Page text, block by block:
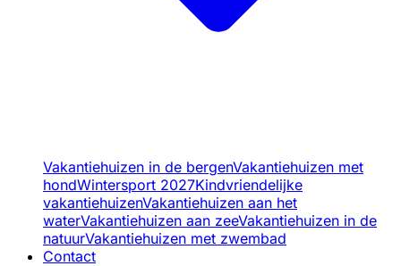
Vakantiehuizen in de bergenVakantiehuizen met
hondWintersport 2027Kindvriendelijke
vakantiehuizenVakantiehuizen aan het
waterVakantiehuizen aan zeeVakantiehuizen in de
natuurVakantiehuizen met zwembad
Contact